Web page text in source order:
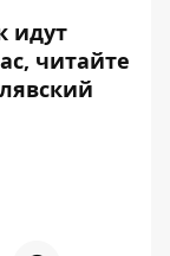
идут
читайте